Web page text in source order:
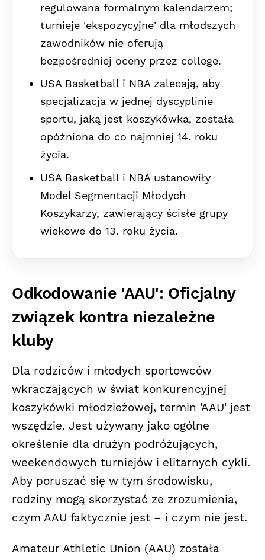
regulowana formalnym kalendarzem;
turnieje 'ekspozycyjne' dla młodszych
zawodników nie oferują
bezpośredniej oceny przez college.
USA Basketball i NBA zalecają, aby
specjalizacja w jednej dyscyplinie
sportu, jaką jest koszykówka, została
opóźniona do co najmniej 14. roku
życia.
USA Basketball i NBA ustanowiły
Model Segmentacji Młodych
Koszykarzy, zawierający ścisłe grupy
wiekowe do 13. roku życia.
Odkodowanie 'AAU': Oficjalny
związek kontra niezależne
kluby
Dla rodziców i młodych sportowców
wkraczających w świat konkurencyjnej
koszykówki młodzieżowej, termin 'AAU' jest
wszędzie. Jest używany jako ogólne
określenie dla drużyn podróżujących,
weekendowych turniejów i elitarnych cykli.
Aby poruszać się w tym środowisku,
rodziny mogą skorzystać ze zrozumienia,
czym AAU faktycznie jest – i czym nie jest.
Amateur Athletic Union (AAU) została